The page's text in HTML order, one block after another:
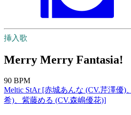
挿入歌
Merry Merry Fantasia!
90 BPM
Meltic StAr [赤城あんな (CV.芹澤優)
希)、紫藤める (CV.森嶋優花)]